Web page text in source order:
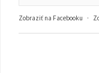
Zobraziť na Facebooku ·